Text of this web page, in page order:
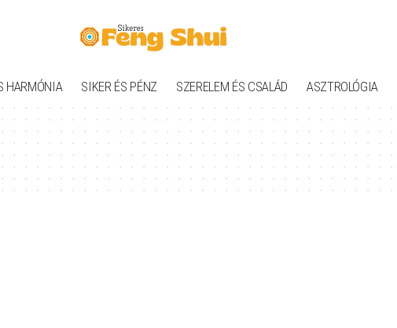
HARMÓNIA SIKER ÉS PÉNZ SZERELEM ÉS CSALÁD ASZTROLÓGIA